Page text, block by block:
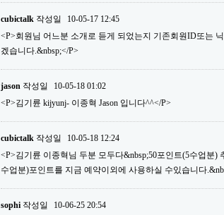
cubictalk 작성일
10-05-17 12:45
<P>회원님 어느분 소개로 듣게 되었는지 기존회원ID또는
겠습니다.&nbsp;</P>
jason 작성일
10-05-18 01:02
<P>김기륜 kijyunj- 이종혁 Jason 입니다^^</P>
cubictalk 작성일
10-05-18 12:24
<P>김기륜 이종혁님 두분 모두다&nbsp;50포인트(5수업분)
수업분)포인트를 지금 예약이외에 사용하실 수있습니다
sophi 작성일
10-06-25 20:54